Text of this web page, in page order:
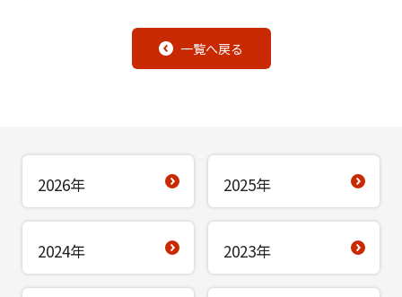
一覧へ戻る
2026年 2025年
2024年 2023年